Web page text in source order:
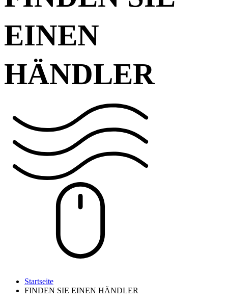
EINEN
HÄNDLER
Startseite
FINDEN SIE EINEN HÄNDLER